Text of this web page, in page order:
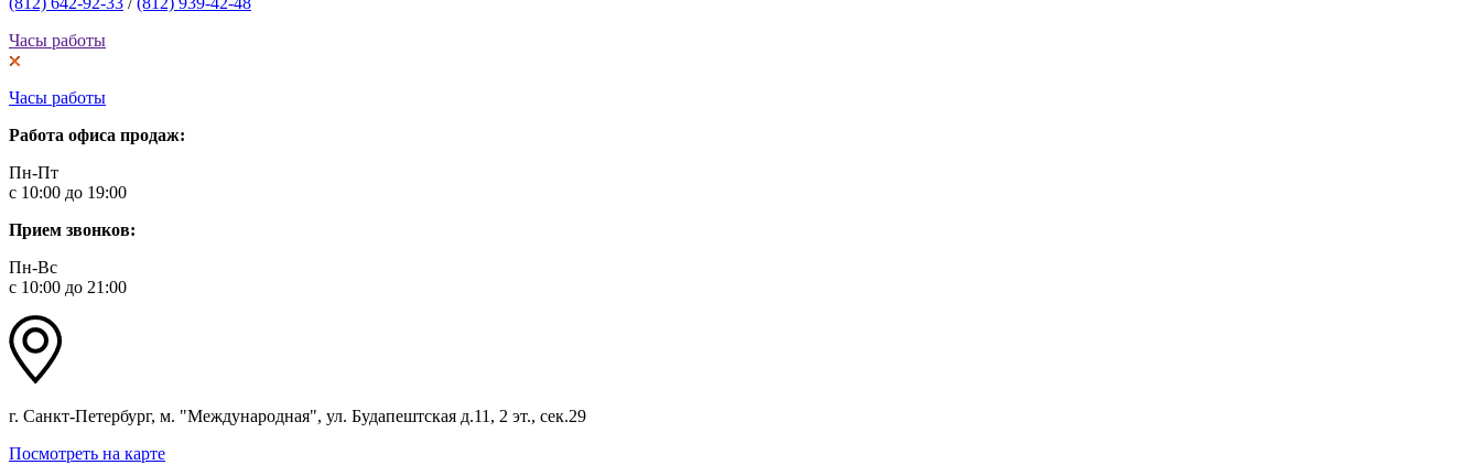
Часы работы
Часы работы
Работа офиса продаж:
Пн-Пт
с 10:00 до 19:00
Прием звонков:
Пн-Вс
с 10:00 до 21:00
г. Санкт-Петербург, м. "Международная", ул. Будапештская д.11, 2 эт., сек.29
Посмотреть на карте